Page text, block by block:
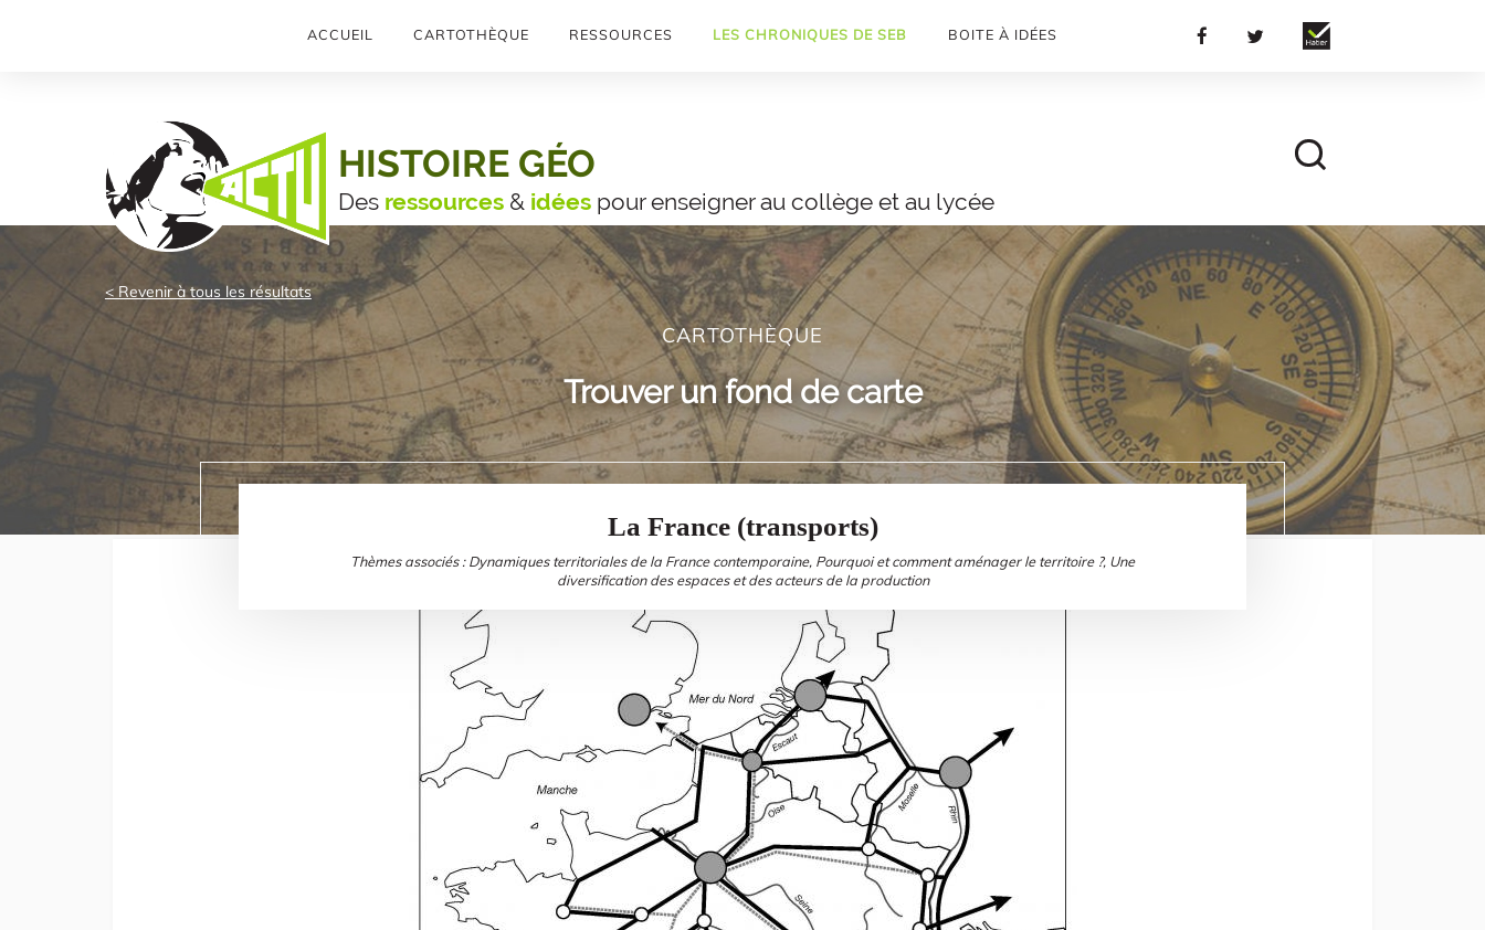
HISTOIRE GÉO
Des ressources & idées pour enseigner au collège et au lycée
ACCUEIL CARTOTHÈQUE RESSOURCES LES CHRONIQUES DE SEB BOITE À IDÉES
< Revenir à tous les résultats
CARTOTHÈQUE
Trouver un fond de carte
La France (transports)
Thèmes associés : Dynamiques territoriales de la France contemporaine, Pourquoi et comment aménager le territoire ?, Une
diversification des espaces et des acteurs de la production